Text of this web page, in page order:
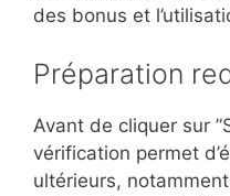
des bonus et
Préparation
Avant de cliquer sur
vérification permet
ultérieurs,